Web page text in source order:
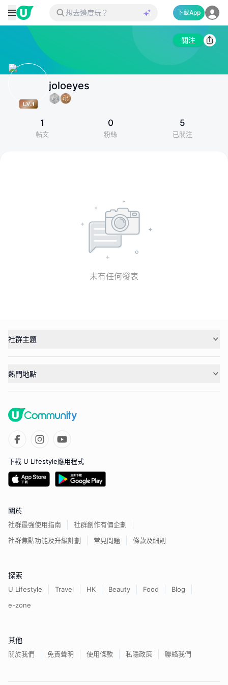
下載App
關注
joloeyes
1
帖文
0
粉絲
5
已關注
未有任何發表
社群主題
熱門地點
下載 U Lifestyle應用程式
關於
社群最強使用指南
社群創作有價企劃
社群焦點功能及升級計劃
常見問題 條款及細則
探索
U Lifestyle Travel HK Beauty Food
Blog
e-zone
其他
關於我們 免責聲明 使用條款 私隱政策 聯絡我們